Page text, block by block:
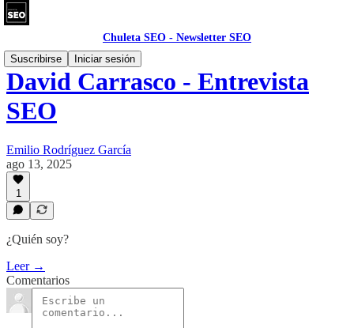
Chuleta SEO - Newsletter SEO
Suscribirse
Iniciar sesión
David Carrasco - Entrevista
SEO
Emilio Rodríguez García
ago 13, 2025
1
¿Quién soy?
Leer →
Comentarios